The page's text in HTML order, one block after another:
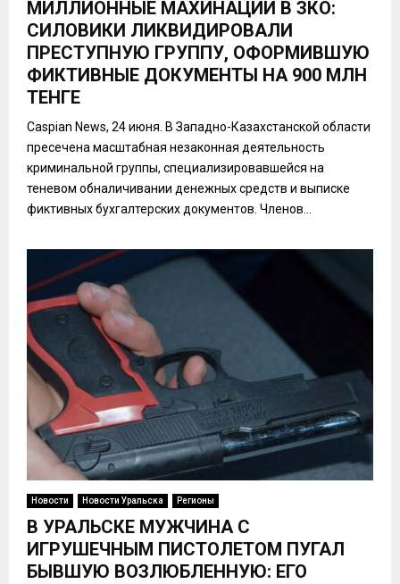
МИЛЛИОННЫЕ МАХИНАЦИИ В ЗКО:
СИЛОВИКИ ЛИКВИДИРОВАЛИ
ПРЕСТУПНУЮ ГРУППУ, ОФОРМИВШУЮ
ФИКТИВНЫЕ ДОКУМЕНТЫ НА 900 МЛН
ТЕНГЕ
Caspian News, 24 июня. В Западно-Казахстанской области
пресечена масштабная незаконная деятельность
криминальной группы, специализировавшейся на
теневом обналичивании денежных средств и выписке
фиктивных бухгалтерских документов. Членов...
Новости Новости Уральска Регионы
В УРАЛЬСКЕ МУЖЧИНА С
ИГРУШЕЧНЫМ ПИСТОЛЕТОМ ПУГАЛ
БЫВШУЮ ВОЗЛЮБЛЕННУЮ: ЕГО